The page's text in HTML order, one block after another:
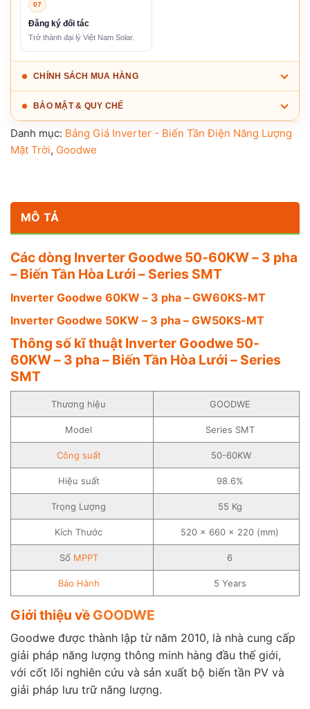
07
Đăng ký đối tác
Trở thành đại lý Việt Nam Solar.
CHÍNH SÁCH MUA HÀNG
BẢO MẬT & QUY CHẾ
Danh mục: Bảng Giá Inverter - Biến Tần Điện Năng Lượng
Mặt Trời, Goodwe
MÔ TẢ
Các dòng Inverter Goodwe 50-60KW – 3 pha
– Biến Tần Hòa Lưới – Series SMT
Inverter Goodwe 60KW – 3 pha – GW60KS-MT
Inverter Goodwe 50KW – 3 pha – GW50KS-MT
Thông số kĩ thuật Inverter Goodwe 50-
60KW – 3 pha – Biến Tần Hòa Lưới – Series
SMT
Thương hiệu GOODWE
Model Series SMT
Công suất 50-60KW
Hiệu suất 98.6%
Trọng Lượng 55 Kg
Kích Thước 520 × 660 × 220 (mm)
Số MPPT 6
Bảo Hành 5 Years
Giới thiệu về GOODWE
Goodwe được thành lập từ năm 2010, là nhà cung cấp
giải pháp năng lượng thông minh hàng đầu thế giới,
với cốt lõi nghiên cứu và sản xuất bộ biến tần PV và
giải pháp lưu trữ năng lượng.